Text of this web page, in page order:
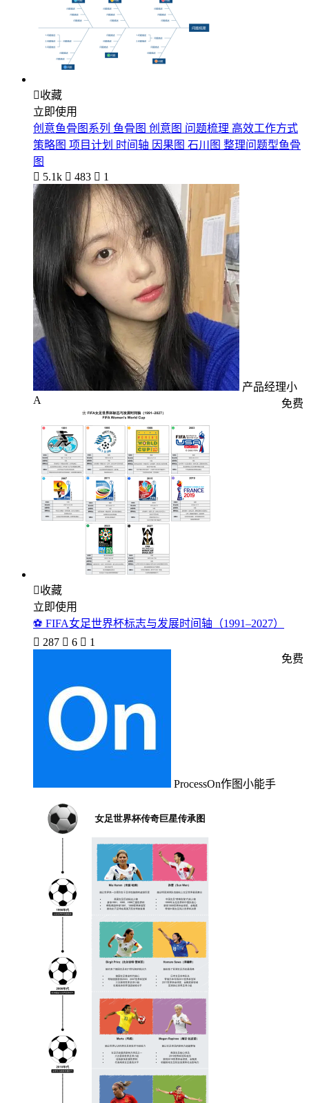
收藏
立即使用
创意鱼骨图系列 鱼骨图 创意图 问题梳理 高效工作方式
策略图 项目计划 时间轴 因果图 石川图 整理问题型鱼骨
图
 5.1k  483  1
产品经理小
A
免费
收藏
立即使用
⚽ FIFA女足世界杯标志与发展时间轴（1991–2027）
 287  6  1
ProcessOn作图小能手
免费